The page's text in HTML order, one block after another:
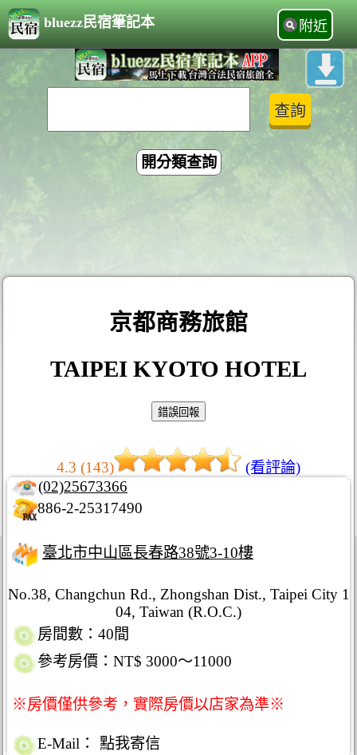
bluezz民宿筆記本 附近
開分類查詢
京都商務旅館
TAIPEI KYOTO HOTEL
4.3 (143)
(看評論)
(02)25673366
886-2-25317490
臺北市中山區長春路38號3-10樓
No.38, Changchun Rd., Zhongshan Dist., Taipei City 1
04, Taiwan (R.O.C.)
房間數：40間
參考房價：NT$ 3000～11000
※房價僅供參考，實際房價以店家為準※
E-Mail： 點我寄信